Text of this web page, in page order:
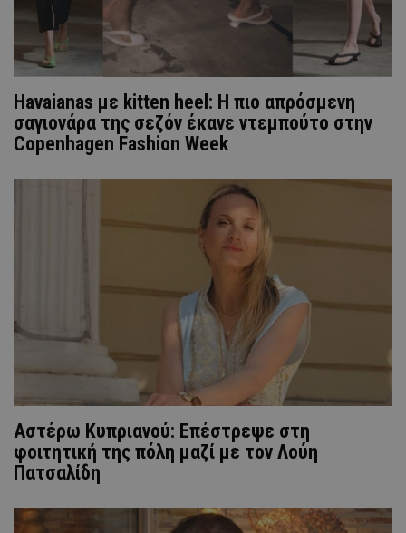
Havaianas με kitten heel: Η πιο απρόσμενη
σαγιονάρα της σεζόν έκανε ντεμπούτο στην
Copenhagen Fashion Week
Αστέρω Κυπριανού: Επέστρεψε στη
φοιτητική της πόλη μαζί με τον Λούη
Πατσαλίδη